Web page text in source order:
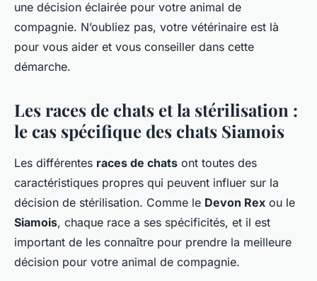
une décision éclairée pour votre animal de
compagnie. N’oubliez pas, votre vétérinaire est là
pour vous aider et vous conseiller dans cette
démarche.
Les races de chats et la stérilisation :
le cas spécifique des chats Siamois
Les différentes races de chats ont toutes des
caractéristiques propres qui peuvent influer sur la
décision de stérilisation. Comme le Devon Rex ou le
Siamois, chaque race a ses spécificités, et il est
important de les connaître pour prendre la meilleure
décision pour votre animal de compagnie.